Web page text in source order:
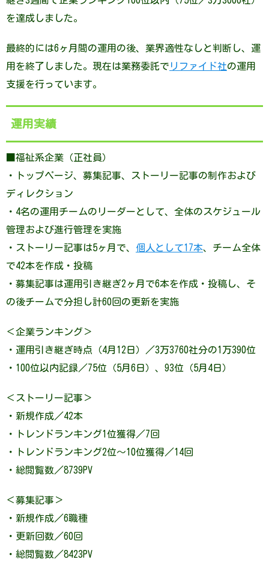
を達成しました。
最終的には6ヶ月間の運用の後、業界適性なしと判断し、運
用を終了しました。現在は業務委託で リファイド社の運用
支援を行っています。
運用実績
■福祉系企業（正社員）
・トップページ、募集記事、ストーリー記事の制作および
ディレクション
・4名の運用チームのリーダーとして、全体のスケジュール
管理および進行管理を実施
・ストーリー記事は5ヶ月で、 個人として17本、チーム全体
で42本を作成・投稿
・募集記事は運用引き継ぎ2ヶ月で6本を作成・投稿し、そ
の後チームで分担し計60回の更新を実施
＜企業ランキング＞
・運用引き継ぎ時点（4月12日）／3万3760社分の1万390位
・100位以内記録／75位（5月6日）、93位（5月4日）
＜ストーリー記事＞
・新規作成／42本
・トレンドランキング1位獲得／7回
・トレンドランキング2位～10位獲得／14回
・総閲覧数／8739PV
＜募集記事＞
・新規作成／6職種
・更新回数／60回
・総閲覧数／8423PV